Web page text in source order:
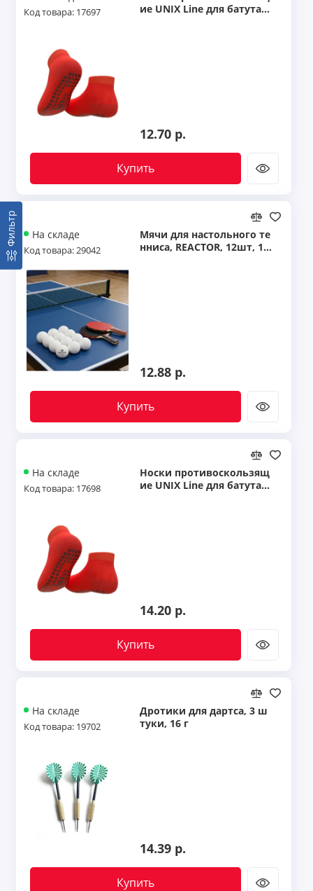
Фильтр
Код товара: 17697
ие UNIX Line для батута
12.70 р.
Купить
На складе
Код товара: 29042
Мячи для настольного те
нниса, REACTOR, 12шт, 1*,
12.88 р.
Купить
На складе
Код товара: 17698
Носки противоскользящ
ие UNIX Line для батута
14.20 р.
Купить
На складе
Код товара: 19702
Дротики для дартса, 3 ш
туки, 16 г
14.39 р.
Купить